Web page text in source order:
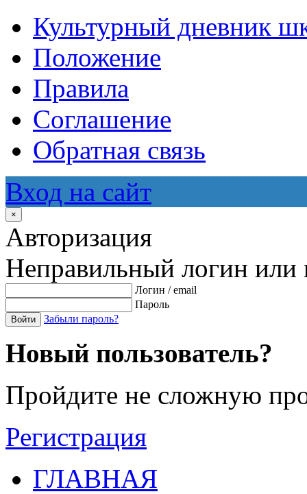
Культурный дневник
Положение
Правила
Соглашение
Обратная связь
Вход на сайт
×
Авторизация
Неправильный логин или
Логин / email
Пароль
Войти Забыли пароль?
Новый пользователь?
Пройдите не сложную
Регистрация
ГЛАВНАЯ